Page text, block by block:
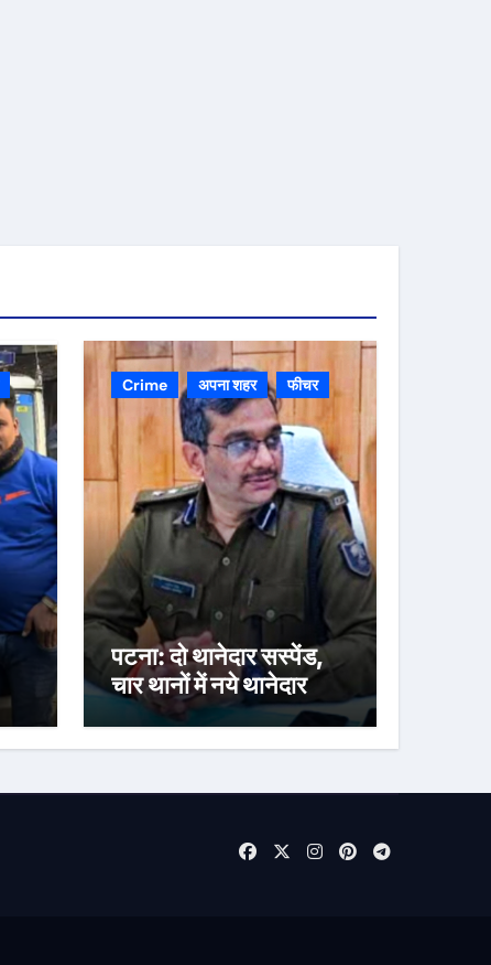
Crime अपना शहर फीचर
पटना: दो थानेदार सस्पेंड,
चार थानों में नये थानेदार